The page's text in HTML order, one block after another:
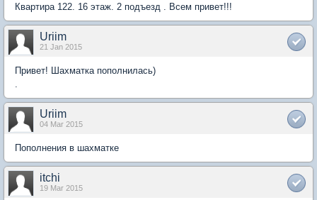
Квартира 122. 16 этаж. 2 подъезд . Всем привет!!!
Uriim
21 Jan 2015
Привет! Шахматка пополнилась)
Uriim
04 Mar 2015
Пополнения в шахматке
itchi
19 Mar 2015